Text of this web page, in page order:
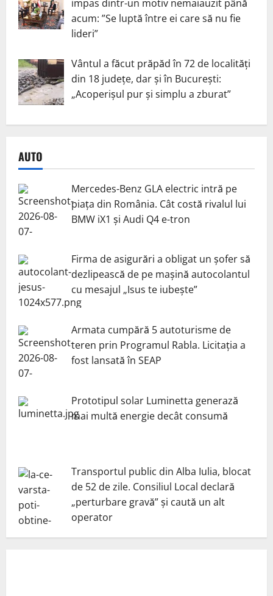
impas dintr-un motiv nemaiauzit până
acum: ”Se luptă între ei care să nu fie
lideri”
Vântul a făcut prăpăd în 72 de localități
din 18 județe, dar și în București:
„Acoperișul pur și simplu a zburat”
AUTO
Mercedes-Benz GLA electric intră pe
piața din România. Cât costă rivalul lui
BMW iX1 și Audi Q4 e-tron
Firma de asigurări a obligat un șofer să
dezlipească de pe mașină autocolantul
cu mesajul „Isus te iubește”
Armata cumpără 5 autoturisme de
teren prin Programul Rabla. Licitația a
fost lansată în SEAP
Prototipul solar Luminetta generază
mai multă energie decât consumă
Transportul public din Alba Iulia, blocat
de 52 de zile. Consiliul Local declară
„perturbare gravă” și caută un alt
operator